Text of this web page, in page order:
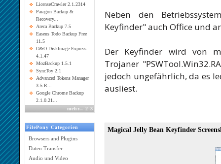
LicenseCrawler 2.1.2314
Paragon Backup &
Recovery...
Areca Backup 7.5
Easeus Todo Backup Free
11.5
O&O DiskImage Express
4.1.47
MozBackup 1.5.1
SyncToy 2.1
Advanced Tokens Manager
3.5 R...
Google Chrome Backup
2.1.0.21...
mehr.. 2 3
FilePony Categorien
Browsers and Plugins
Daten Transfer
Audio und Video
Neben den
Keyfinder" auch Office und
Der Keyfinder wird von
Trojaner
jedoch ungefährlich, da es
ausliest.
Magical Jelly Bean Keyfinder